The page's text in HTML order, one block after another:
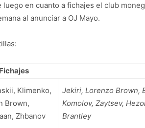
luego en cuanto a fichajes el club
al anunciar a OJ Mayo.
Klimenko,
Brown,
Zhbanov
Jekiri, Lorenzo Brown,
Komolov, Zaytsev,
Brantley